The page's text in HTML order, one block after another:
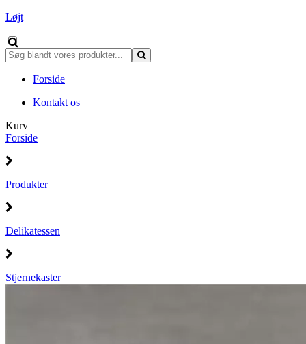
Løjt
Forside
Kontakt os
Kurv
Forside
Produkter
Delikatessen
Stjernekaster